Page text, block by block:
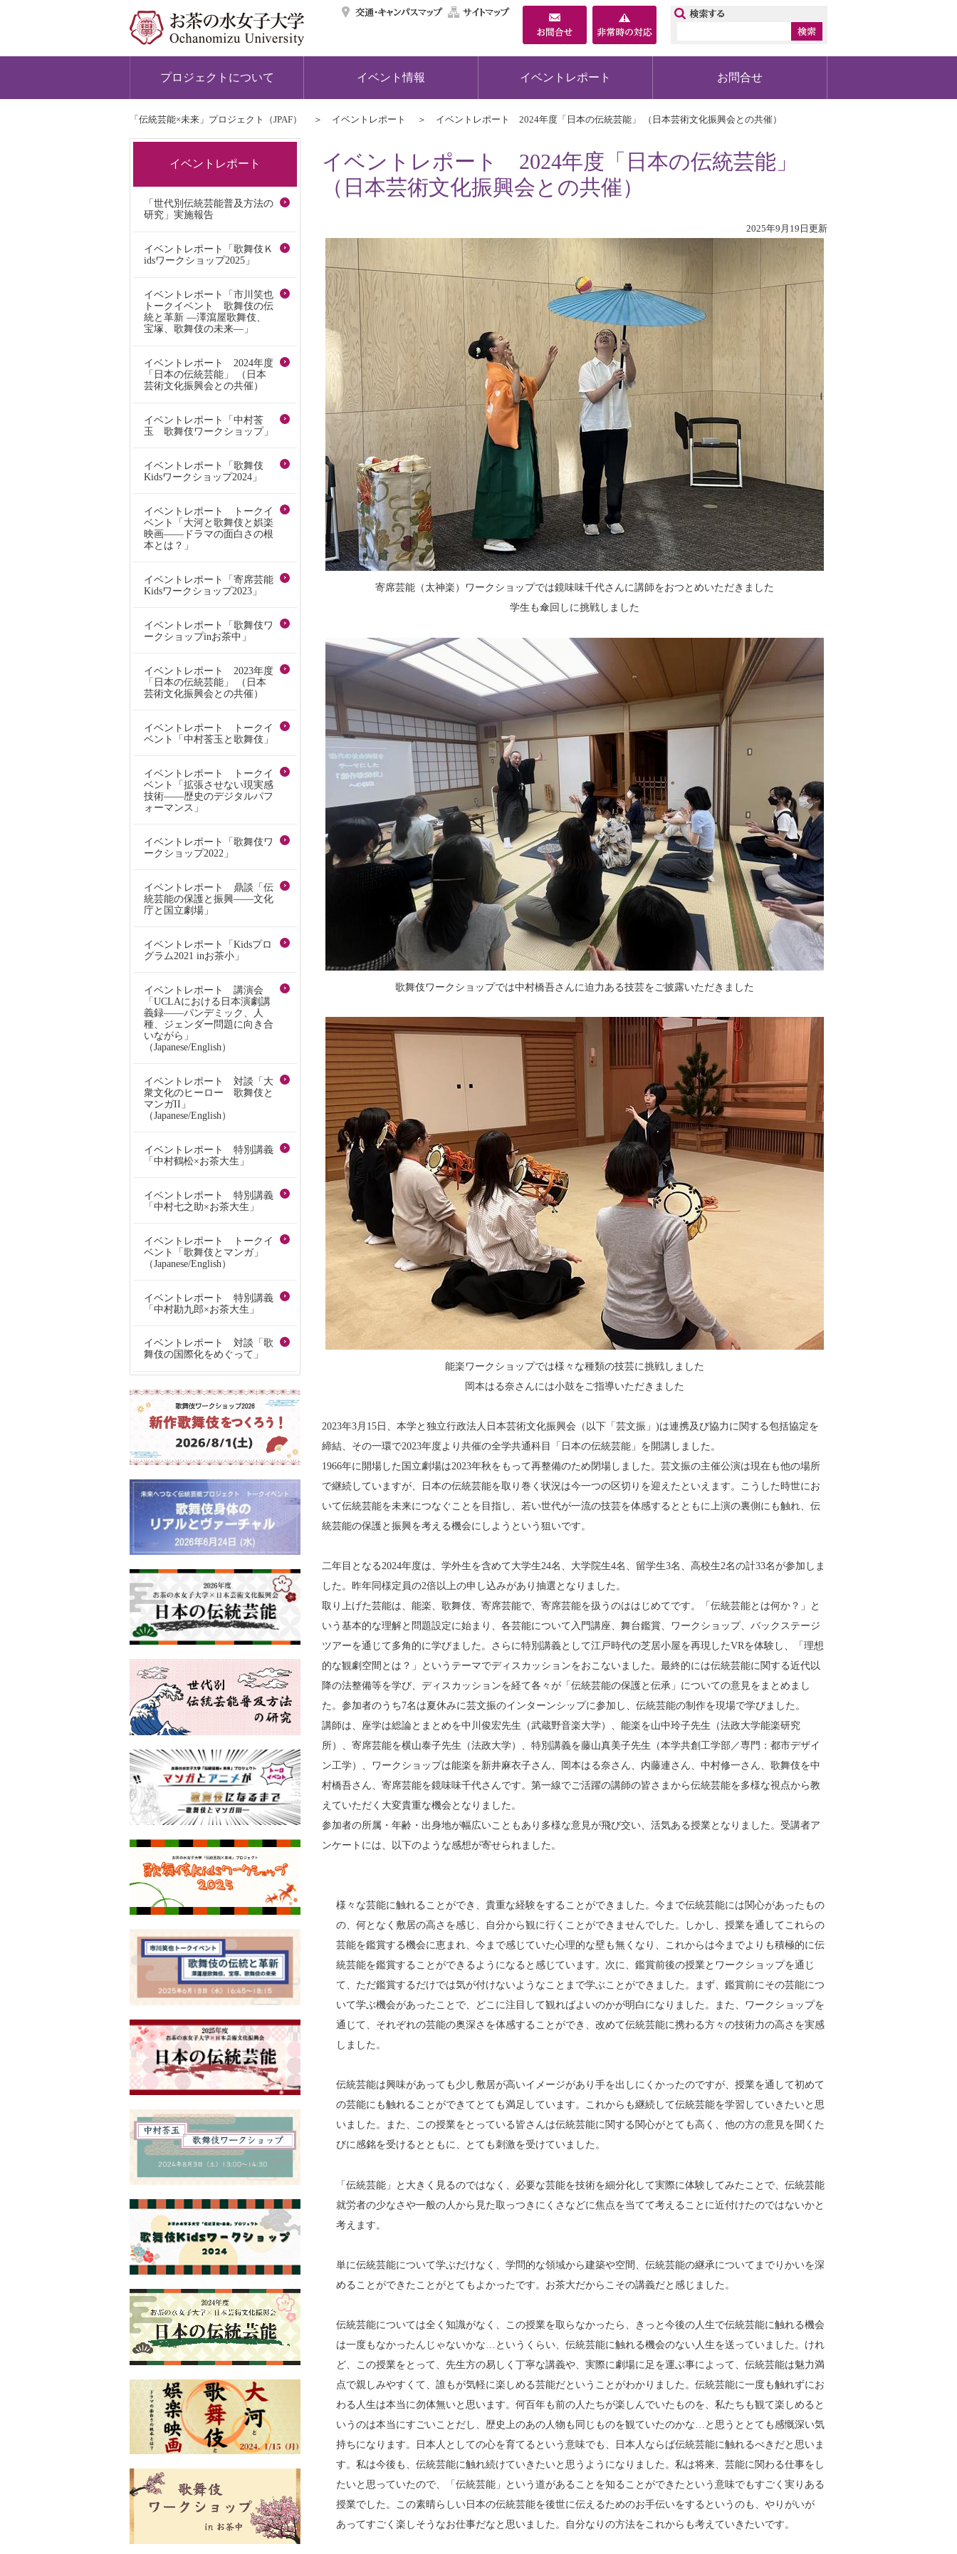
交通・キャンパスマップ
サイトマップ
プロジェクトについて イベント情報 イベントレポート お問合せ
「伝統芸能×未来」プロジェクト（JPAF） イベントレポート イベントレポート 2024年度「日本の伝統芸能」 （日本芸術文化振興会との共催）
イベントレポート 2024年度「日本の伝統芸能」
（日本芸術文化振興会との共催）
2025年9月19日更新
寄席芸能（太神楽）ワークショップでは鏡味味千代さんに講師をおつとめいただきました
学生も傘回しに挑戦しました
歌舞伎ワークショップでは中村橋吾さんに迫力ある技芸をご披露いただきました
能楽ワークショップでは様々な種類の技芸に挑戦しました
岡本はる奈さんには小鼓をご指導いただきました
2023年3月15日、本学と独立行政法人日本芸術文化振興会（以下「芸文振」)は連携及び協力に関する包括協定を
締結、その一環で2023年度より共催の全学共通科目「日本の伝統芸能」を開講しました。
1966年に開場した国立劇場は2023年秋をもって再整備のため閉場しました。芸文振の主催公演は現在も他の場所
で継続していますが、日本の伝統芸能を取り巻く状況は今一つの区切りを迎えたといえます。こうした時世にお
いて伝統芸能を未来につなぐことを目指し、若い世代が一流の技芸を体感するとともに上演の裏側にも触れ、伝
統芸能の保護と振興を考える機会にしようという狙いです。
二年目となる2024年度は、学外生を含めて大学生24名、大学院生4名、留学生3名、高校生2名の計33名が参加しま
した。昨年同様定員の2倍以上の申し込みがあり抽選となりました。
取り上げた芸能は、能楽、歌舞伎、寄席芸能で、寄席芸能を扱うのははじめてです。「伝統芸能とは何か？」と
いう基本的な理解と問題設定に始まり、各芸能について入門講座、舞台鑑賞、ワークショップ、バックステージ
ツアーを通じて多角的に学びました。さらに特別講義として江戸時代の芝居小屋を再現したVRを体験し、「理想
的な観劇空間とは？」というテーマでディスカッションをおこないました。最終的には伝統芸能に関する近代以
降の法整備等を学び、ディスカッションを経て各々が「伝統芸能の保護と伝承」についての意見をまとめまし
た。参加者のうち7名は夏休みに芸文振のインターンシップに参加し、伝統芸能の制作を現場で学びました。
講師は、座学は総論とまとめを中川俊宏先生（武蔵野音楽大学）、能楽を山中玲子先生（法政大学能楽研究
所）、寄席芸能を横山泰子先生（法政大学）、特別講義を藤山真美子先生（本学共創工学部／専門：都市デザイ
ン工学）、ワークショップは能楽を新井麻衣子さん、岡本はる奈さん、内藤連さん、中村修一さん、歌舞伎を中
村橋吾さん、寄席芸能を鏡味味千代さんです。第一線でご活躍の講師の皆さまから伝統芸能を多様な視点から教
えていただく大変貴重な機会となりました。
参加者の所属・年齢・出身地が幅広いこともあり多様な意見が飛び交い、活気ある授業となりました。受講者ア
ンケートには、以下のような感想が寄せられました。
様々な芸能に触れることができ、貴重な経験をすることができました。今まで伝統芸能には関心があったもの
の、何となく敷居の高さを感じ、自分から観に行くことができませんでした。しかし、授業を通してこれらの
芸能を鑑賞する機会に恵まれ、今まで感じていた心理的な壁も無くなり、これからは今までよりも積極的に伝
統芸能を鑑賞することができるようになると感じています。次に、鑑賞前後の授業とワークショップを通じ
て、ただ鑑賞するだけでは気が付けないようなことまで学ぶことができました。まず、鑑賞前にその芸能につ
いて学ぶ機会があったことで、どこに注目して観ればよいのかが明白になりました。また、ワークショップを
通じて、それぞれの芸能の奥深さを体感することができ、改めて伝統芸能に携わる方々の技術力の高さを実感
しました。
伝統芸能は興味があっても少し敷居が高いイメージがあり手を出しにくかったのですが、授業を通して初めて
の芸能にも触れることができてとても満足しています。これからも継続して伝統芸能を学習していきたいと思
いました。また、この授業をとっている皆さんは伝統芸能に関する関心がとても高く、他の方の意見を聞くた
びに感銘を受けるとともに、とても刺激を受けていました。
「伝統芸能」と大きく見るのではなく、必要な芸能を技術を細分化して実際に体験してみたことで、伝統芸能
就労者の少なさや一般の人から見た取っつきにくさなどに焦点を当てて考えることに近付けたのではないかと
考えます。
単に伝統芸能について学ぶだけなく、学問的な領域から建築や空間、伝統芸能の継承についてまでりかいを深
めることができたことがとてもよかったです。お茶大だからこその講義だと感じました。
伝統芸能については全く知識がなく、この授業を取らなかったら、きっと今後の人生で伝統芸能に触れる機会
は一度もなかったんじゃないかな…というくらい、伝統芸能に触れる機会のない人生を送っていました。けれ
ど、この授業をとって、先生方の易しく丁寧な講義や、実際に劇場に足を運ぶ事によって、伝統芸能は魅力満
点で親しみやすくて、誰もが気軽に楽しめる芸能だということがわかりました。伝統芸能に一度も触れずにお
わる人生は本当に勿体無いと思います。何百年も前の人たちが楽しんでいたものを、私たちも観て楽しめると
いうのは本当にすごいことだし、歴史上のあの人物も同じものを観ていたのかな…と思うととても感慨深い気
持ちになります。日本人としての心を育てるという意味でも、日本人ならば伝統芸能に触れるべきだと思いま
す。私は今後も、伝統芸能に触れ続けていきたいと思うようになりました。私は将来、芸能に関わる仕事をし
たいと思っていたので、「伝統芸能」という道があることを知ることができたという意味でもすごく実りある
授業でした。この素晴らしい日本の伝統芸能を後世に伝えるためのお手伝いをするというのも、やりがいが
あってすごく楽しそうなお仕事だなと思いました。自分なりの方法をこれからも考えていきたいです。
イベントレポート
「世代別伝統芸能普及方法の
研究」実施報告
イベントレポート「歌舞伎Ｋ
idsワークショップ2025」
イベントレポート「市川笑也
トークイベント 歌舞伎の伝
統と革新 ―澤瀉屋歌舞伎、
宝塚、歌舞伎の未来―」
イベントレポート 2024年度
「日本の伝統芸能」 （日本
芸術文化振興会との共催）
イベントレポート「中村莟
玉 歌舞伎ワークショップ」
イベントレポート「歌舞伎
Kidsワークショップ2024」
イベントレポート トークイ
ベント「大河と歌舞伎と娯楽
映画――ドラマの面白さの根
本とは？」
イベントレポート「寄席芸能
Kidsワークショップ2023」
イベントレポート「歌舞伎ワ
ークショップinお茶中」
イベントレポート 2023年度
「日本の伝統芸能」 （日本
芸術文化振興会との共催）
イベントレポート トークイ
ベント「中村莟玉と歌舞伎」
イベントレポート トークイ
ベント「拡張させない現実感
技術――歴史のデジタルパフ
ォーマンス」
イベントレポート「歌舞伎ワ
ークショップ2022」
イベントレポート 鼎談「伝
統芸能の保護と振興――文化
庁と国立劇場」
イベントレポート「Kidsプロ
グラム2021 inお茶小」
イベントレポート 講演会
「UCLAにおける日本演劇講
義録――パンデミック、人
種、ジェンダー問題に向き合
いながら」
（Japanese/English）
イベントレポート 対談「大
衆文化のヒーロー 歌舞伎と
マンガII」
（Japanese/English）
イベントレポート 特別講義
「中村鶴松×お茶大生」
イベントレポート 特別講義
「中村七之助×お茶大生」
イベントレポート トークイ
ベント「歌舞伎とマンガ」
（Japanese/English）
イベントレポート 特別講義
「中村勘九郎×お茶大生」
イベントレポート 対談「歌
舞伎の国際化をめぐって」